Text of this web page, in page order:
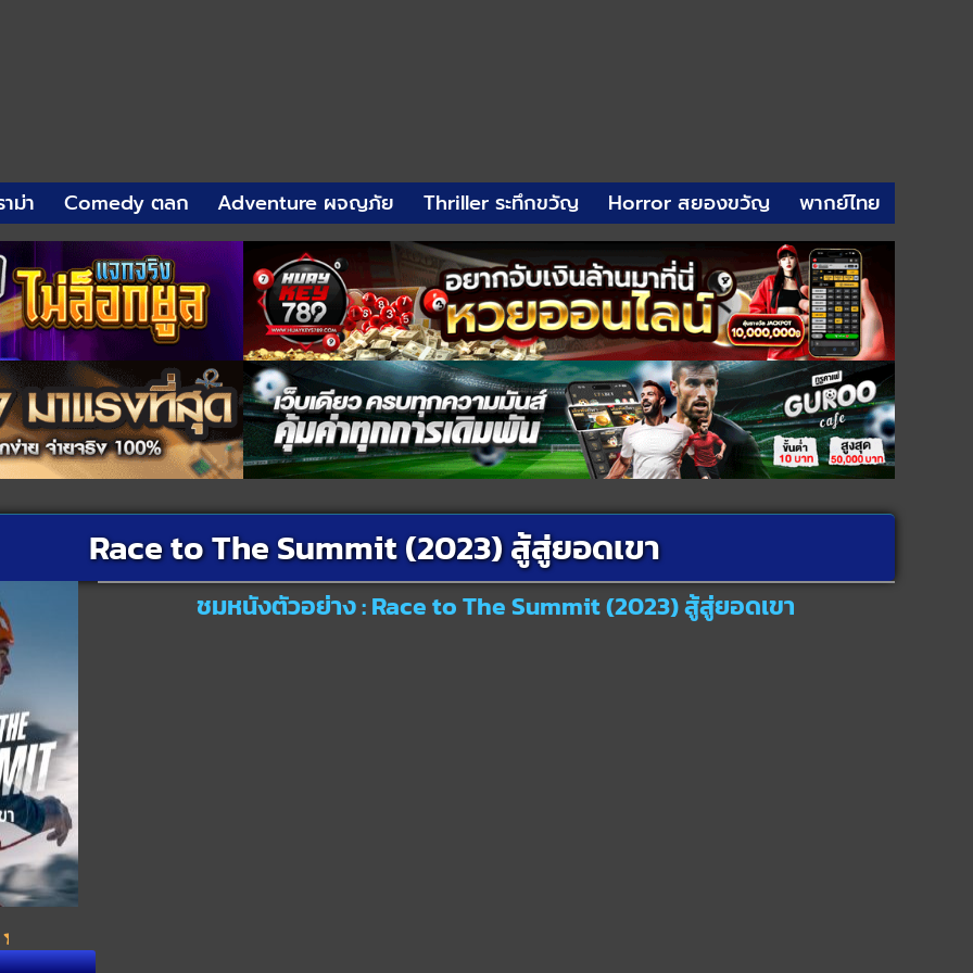
ม่า Comedy ตลก Adventure ผจญภัย Thriller ระทึกขวัญ Horror สยองขวัญ พากย์ไทย
Race to The Summit (2023) สู้สู่ยอดเขา
ชมหนังตัวอย่าง : Race to The Summit (2023) สู้สู่ยอดเขา